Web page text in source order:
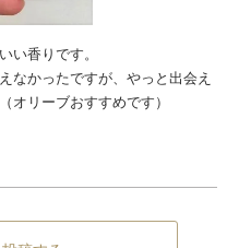
い香りです。
なかったですが、やっと出会え
オリーブおすすめです）